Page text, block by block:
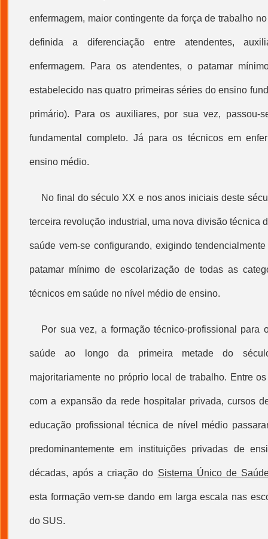
enfermagem, maior contingente da força de trabalho
definida a diferenciação entre atendentes,
enfermagem. Para os atendentes, o patamar
estabelecido nas quatro primeiras séries do ensino
primário). Para os auxiliares, por sua vez, passou-
fundamental completo. Já para os técnicos em
ensino médio.
No final do século XX e nos anos iniciais deste
terceira revolução industrial, uma nova divisão técnica
saúde vem-se configurando, exigindo
patamar mínimo de escolarização de todas as
técnicos em saúde no nível médio de ensino.
Por sua vez, a formação técnico-profissional para
saúde ao longo da primeira metade do
majoritariamente no próprio local de trabalho. Entre
com a expansão da rede hospitalar privada, cursos
educação profissional técnica de nível médio
predominantemente em instituições privadas de
décadas, após a criação do Sistema Único de
esta formação vem-se dando em larga escala nas
do SUS.